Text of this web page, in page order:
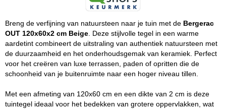
Breng de verfijning van natuursteen naar je tuin met de Bergerac
OUT 120x60x2 cm Beige . Deze stijlvolle tegel in een warme
aardetint combineert de uitstraling van authentiek natuursteen met
de duurzaamheid en het onderhoudsgemak van keramiek. Perfect
voor het creëren van luxe terrassen, paden of opritten die de
schoonheid van je buitenruimte naar een hoger niveau tillen.
Met een afmeting van 120x60 cm en een dikte van 2 cm is deze
tuintegel ideaal voor het bedekken van grotere oppervlakken, wat